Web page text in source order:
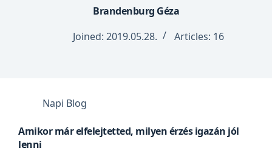
Brandenburg Géza
Joined: 2019.05.28.
Articles: 16
Napi Blog
Amikor már elfelejtetted, milyen érzés igazán jól
lenni